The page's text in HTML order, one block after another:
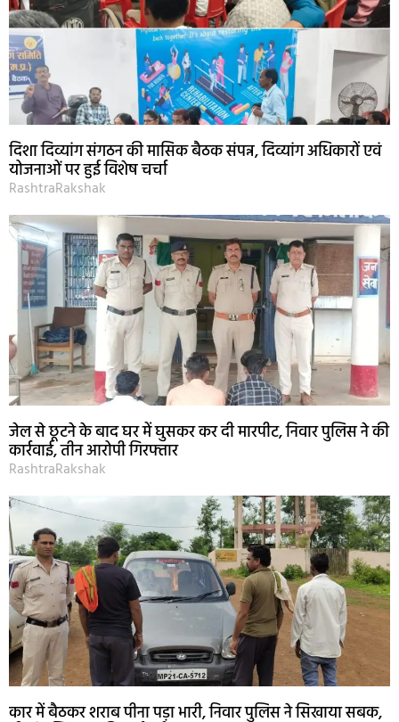
दिशा दिव्यांग संगठन की मासिक बैठक संपन्न, दिव्यांग अधिकारों एवं
योजनाओं पर हुई विशेष चर्चा
RashtraRakshak
जेल से छूटने के बाद घर में घुसकर कर दी मारपीट, निवार पुलिस ने की
कार्रवाई, तीन आरोपी गिरफ्तार
RashtraRakshak
कार में बैठकर शराब पीना पड़ा भारी, निवार पुलिस ने सिखाया सबक,